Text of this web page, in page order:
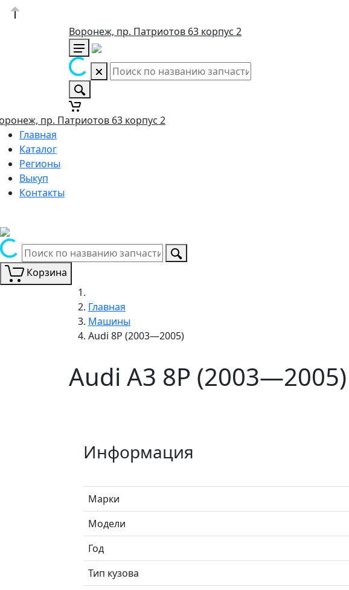
Воронеж, пр. Патриотов 63 корпус 2
пр. Патриотов 63 корпус 2
Главная
Каталог
Регионы
Выкуп
Контакты
Корзина
Главная
Машины
Audi 8P (2003—2005)
Audi A3 8P (2003—2005)
Информация
Марки
Модели
Год
Тип кузова